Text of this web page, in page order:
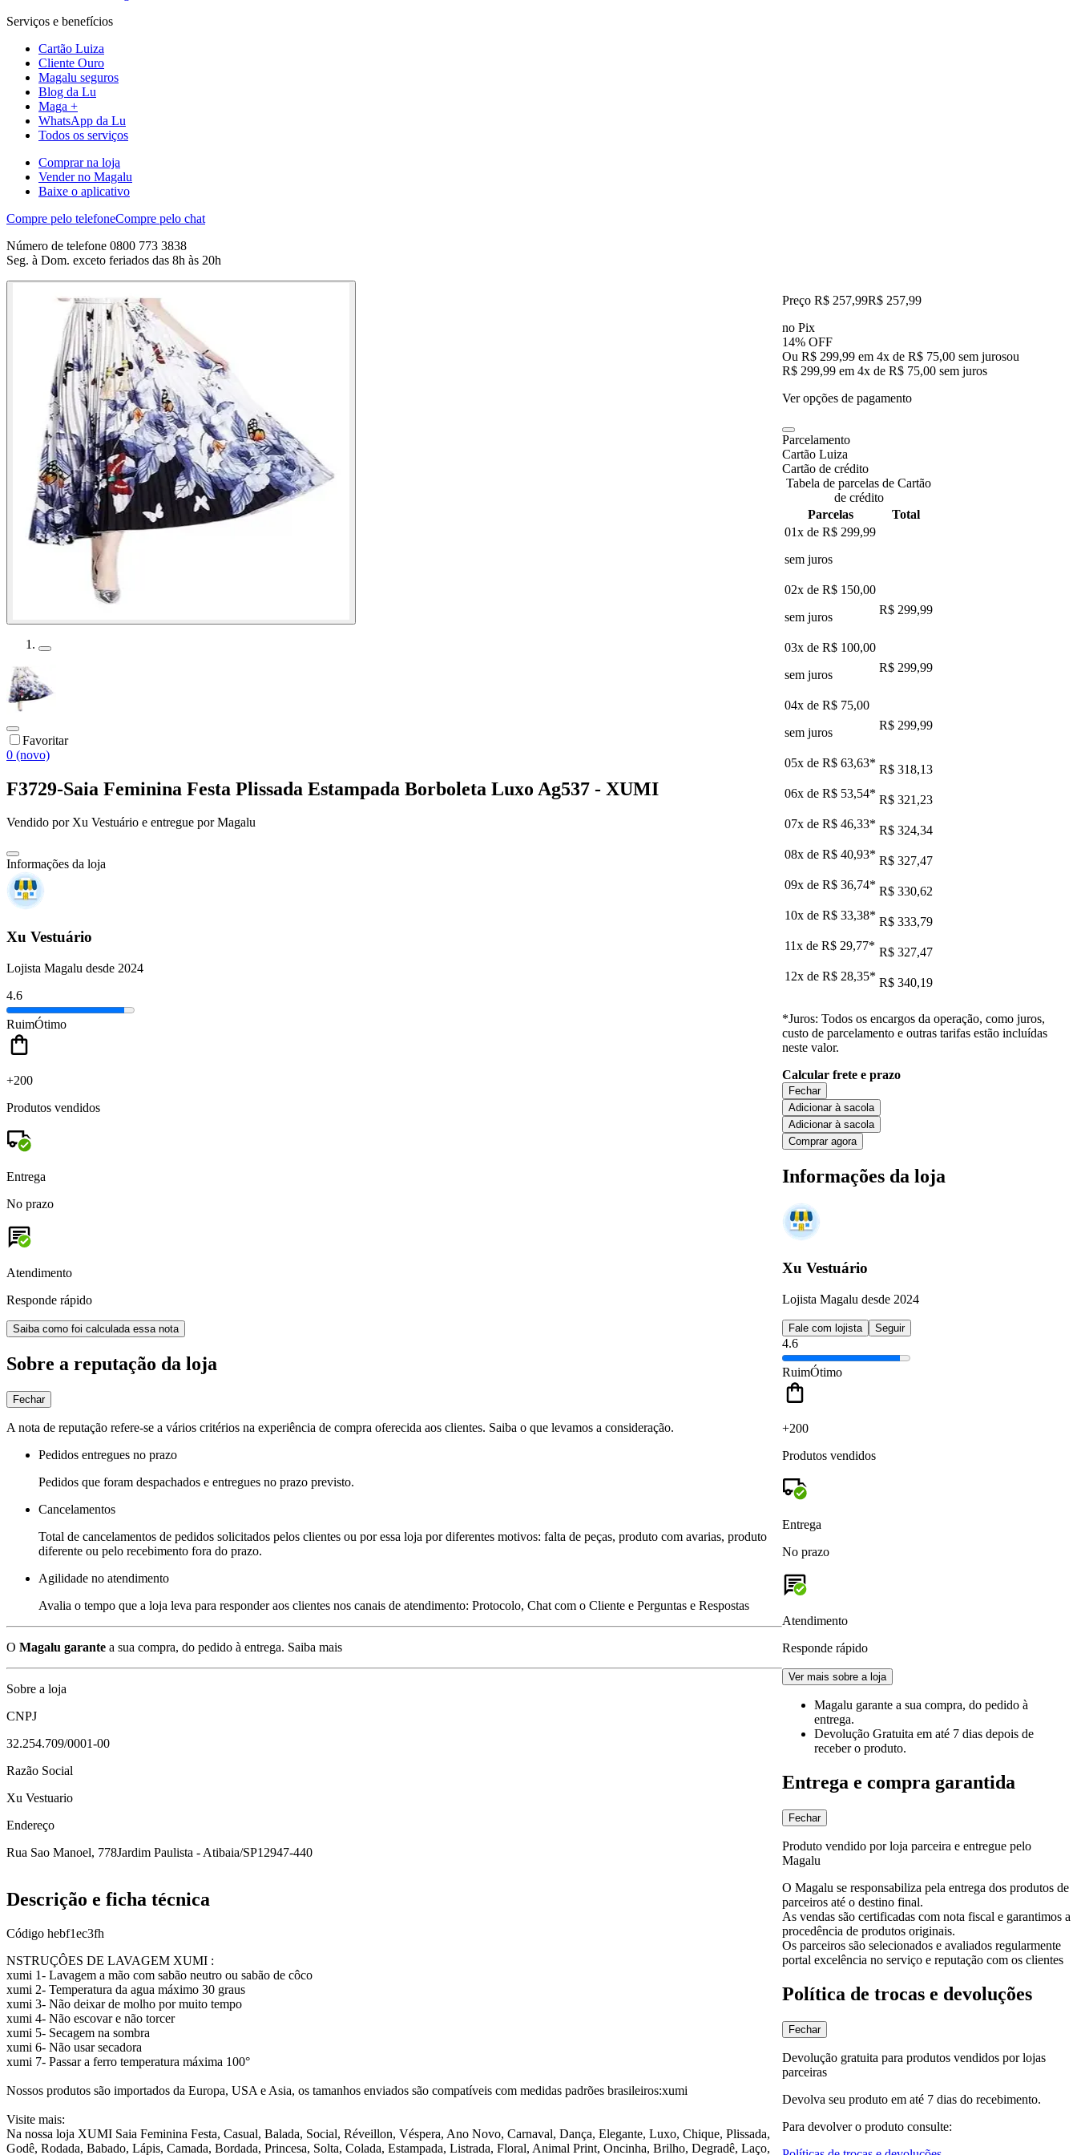
Serviços e benefícios
Cartão Luiza
Cliente Ouro
Magalu seguros
Blog da Lu
Maga +
WhatsApp da Lu
Todos os serviços
Comprar na loja
Vender no Magalu
Baixe o aplicativo
Compre pelo telefoneCompre pelo chat
Número de telefone 0800 773 3838
Seg. à Dom. exceto feriados das 8h às 20h
Favoritar
0 (novo)
F3729-Saia Feminina Festa Plissada Estampada Borboleta Luxo Ag537 - XUMI
Vendido porXu Vestuário e entregue por Magalu
Informações da loja
Xu Vestuário
Lojista Magalu desde 2024
4.6
RuimÓtimo
+200
Produtos vendidos
Entrega
No prazo
Atendimento
Responde rápido
Saiba como foi calculada essa nota
Sobre a reputação da loja
Fechar
A nota de reputação refere-se a vários critérios na experiência de compra oferecida aos clientes. Saiba o que levamos a consideração.
Pedidos entregues no prazo
Pedidos que foram despachados e entregues no prazo previsto.
Cancelamentos
Total de cancelamentos de pedidos solicitados pelos clientes ou por essa loja por diferentes motivos: falta de peças, produto com avarias, produto
diferente ou pelo recebimento fora do prazo.
Agilidade no atendimento
Avalia o tempo que a loja leva para responder aos clientes nos canais de atendimento: Protocolo, Chat com o Cliente e Perguntas e Respostas
O Magalu garante a sua compra, do pedido à entrega. Saiba mais
Sobre a loja
CNPJ
32.254.709/0001-00
Razão Social
Xu Vestuario
Endereço
Rua Sao Manoel, 778Jardim Paulista - Atibaia/SP12947-440
Preço R$ 257,99R$ 257,99
no Pix
14% OFF
Ou R$ 299,99 em 4x de R$ 75,00 sem jurosou
R$ 299,99 em 4x de R$ 75,00 sem juros
Ver opções de pagamento
Parcelamento
Cartão Luiza
Cartão de crédito
Tabela de parcelas de Cartão
de crédito
Parcelas
Total
01x de R$ 299,99
sem juros
02x de R$ 150,00
sem juros
R$ 299,99
03x de R$ 100,00
sem juros
R$ 299,99
04x de R$ 75,00
sem juros
R$ 299,99
05x de R$ 63,63* R$ 318,13
06x de R$ 53,54* R$ 321,23
07x de R$ 46,33* R$ 324,34
08x de R$ 40,93* R$ 327,47
09x de R$ 36,74* R$ 330,62
10x de R$ 33,38* R$ 333,79
11x de R$ 29,77* R$ 327,47
12x de R$ 28,35* R$ 340,19
*Juros: Todos os encargos da operação, como juros,
custo de parcelamento e outras tarifas estão incluídas
neste valor.
Calcular frete e prazo
Fechar
Adicionar à sacola
Adicionar à sacola
Comprar agora
Informações da loja
Xu Vestuário
Lojista Magalu desde 2024
Fale com lojista Seguir
4.6
RuimÓtimo
+200
Produtos vendidos
Entrega
No prazo
Atendimento
Responde rápido
Ver mais sobre a loja
Magalu garante a sua compra, do pedido à
entrega.
Devolução Gratuita em até 7 dias depois de
receber o produto.
Entrega e compra garantida
Fechar
Produto vendido por loja parceira e entregue pelo
Magalu
O Magalu se responsabiliza pela entrega dos produtos de
parceiros até o destino final.
As vendas são certificadas com nota fiscal e garantimos a
procedência de produtos originais.
Os parceiros são selecionados e avaliados regularmente
portal excelência no serviço e reputação com os clientes
Política de trocas e devoluções
Fechar
Devolução gratuita para produtos vendidos por lojas
parceiras
Devolva seu produto em até 7 dias do recebimento.
Para devolver o produto consulte:
Descrição e ficha técnica
Código hebf1ec3fh
NSTRUÇÔES DE LAVAGEM XUMI :
xumi 1- Lavagem a mão com sabão neutro ou sabão de côco
xumi 2- Temperatura da agua máximo 30 graus
xumi 3- Não deixar de molho por muito tempo
xumi 4- Não escovar e não torcer
xumi 5- Secagem na sombra
xumi 6- Não usar secadora
xumi 7- Passar a ferro temperatura máxima 100°
Nossos produtos são importados da Europa, USA e Asia, os tamanhos enviados são compatíveis com medidas padrões brasileiros:xumi
Visite mais:
Na nossa loja XUMI Saia Feminina Festa, Casual, Balada, Social, Réveillon, Véspera, Ano Novo, Carnaval, Dança, Elegante, Luxo, Chique, Plissada,
Godê, Rodada, Babado, Lápis, Camada, Bordada, Princesa, Solta, Colada, Estampada, Listrada, Floral, Animal Print, Oncinha, Brilho, Degradê, Laço,